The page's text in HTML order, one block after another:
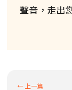
聲音，走出